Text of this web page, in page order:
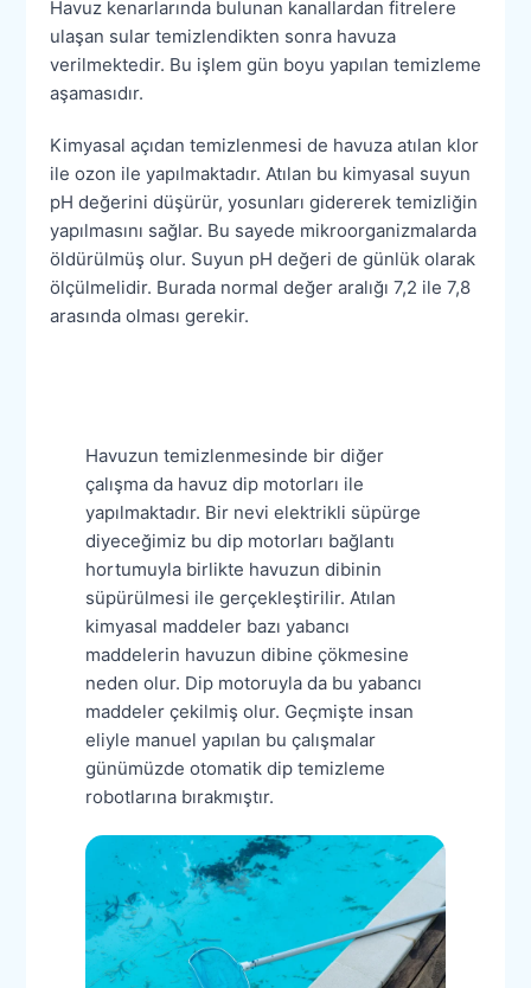
Havuz kenarlarında bulunan kanallardan fitrelere
ulaşan sular temizlendikten sonra havuza
verilmektedir. Bu işlem gün boyu yapılan temizleme
aşamasıdır.
Kimyasal açıdan temizlenmesi de havuza atılan klor
ile ozon ile yapılmaktadır. Atılan bu kimyasal suyun
pH değerini düşürür, yosunları gidererek temizliğin
yapılmasını sağlar. Bu sayede mikroorganizmalarda
öldürülmüş olur. Suyun pH değeri de günlük olarak
ölçülmelidir. Burada normal değer aralığı 7,2 ile 7,8
arasında olması gerekir.
Havuzun temizlenmesinde bir diğer
çalışma da havuz dip motorları ile
yapılmaktadır. Bir nevi elektrikli süpürge
diyeceğimiz bu dip motorları bağlantı
hortumuyla birlikte havuzun dibinin
süpürülmesi ile gerçekleştirilir. Atılan
kimyasal maddeler bazı yabancı
maddelerin havuzun dibine çökmesine
neden olur. Dip motoruyla da bu yabancı
maddeler çekilmiş olur. Geçmişte insan
eliyle manuel yapılan bu çalışmalar
günümüzde otomatik dip temizleme
robotlarına bırakmıştır.